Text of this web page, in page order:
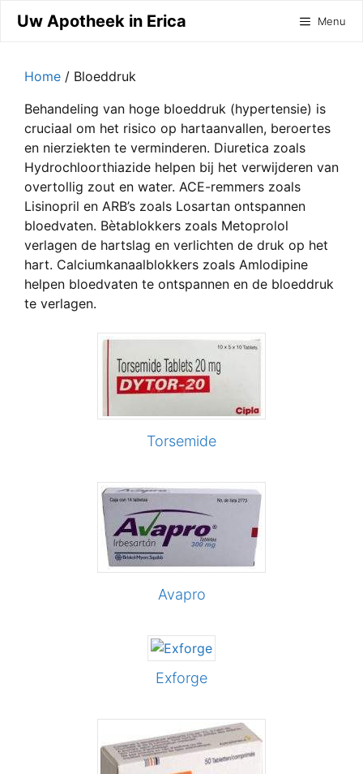
naar
inhoud
Uw Apotheek in Erica Menu
Home / Bloeddruk
Behandeling van hoge bloeddruk (hypertensie) is
cruciaal om het risico op hartaanvallen, beroertes
en nierziekten te verminderen. Diuretica zoals
Hydrochloorthiazide helpen bij het verwijderen van
overtollig zout en water. ACE-remmers zoals
Lisinopril en ARB’s zoals Losartan ontspannen
bloedvaten. Bètablokkers zoals Metoprolol
verlagen de hartslag en verlichten de druk op het
hart. Calciumkanaalblokkers zoals Amlodipine
helpen bloedvaten te ontspannen en de bloeddruk
te verlagen.
Torsemide
Avapro
Exforge